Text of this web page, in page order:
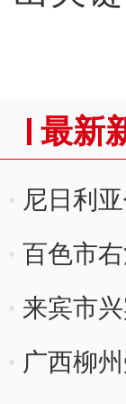
最新
尼日利
百色市
来宾市
广西柳